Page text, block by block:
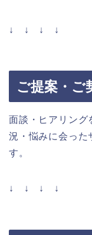
↓ ↓ ↓ ↓
ご提案・ご
面談・ヒアリング
況・悩みに会った
す。
↓ ↓ ↓ ↓